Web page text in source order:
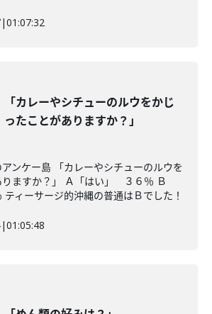
|01:07:32
「カレーやシチューのルウをかじ
ったことがありますか？」
ンケー島 「カレーやシチューのルウを
りますか？」 Ａ「はい」 ３６％ Ｂ
ティーサージ的沖縄の普通はＢでした！
|01:05:48